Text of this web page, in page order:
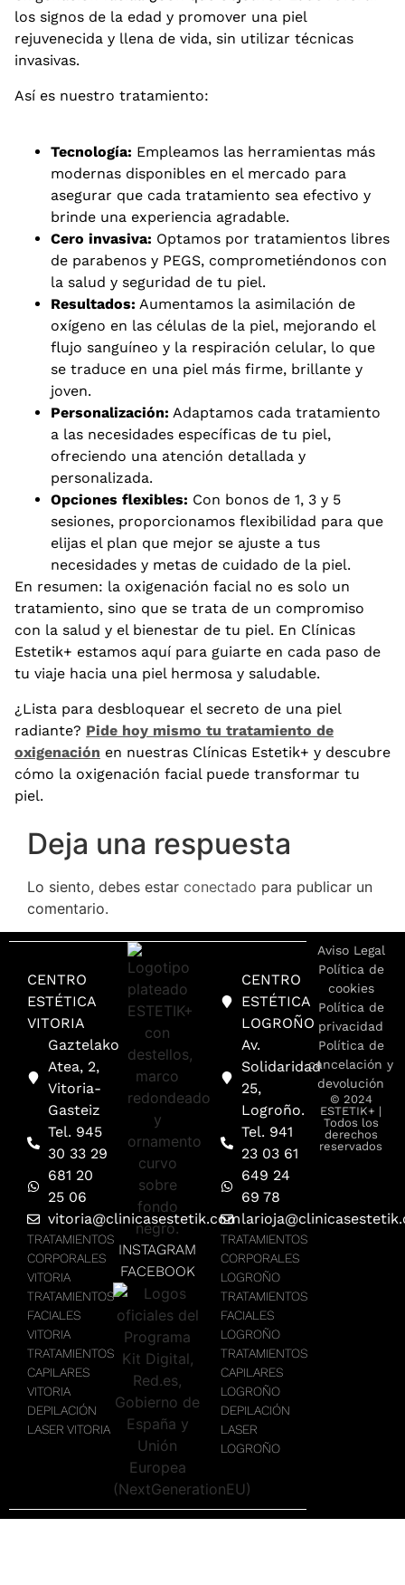
los signos de la edad y promover una piel
rejuvenecida y llena de vida, sin utilizar técnicas
invasivas.
Así es nuestro tratamiento:
Tecnología: Empleamos las herramientas más
modernas disponibles en el mercado para
asegurar que cada tratamiento sea efectivo y
brinde una experiencia agradable.
Cero invasiva: Optamos por tratamientos libres
de parabenos y PEGS, comprometiéndonos con
la salud y seguridad de tu piel.
Resultados: Aumentamos la asimilación de
oxígeno en las células de la piel, mejorando el
flujo sanguíneo y la respiración celular, lo que
se traduce en una piel más firme, brillante y
joven.
Personalización: Adaptamos cada tratamiento
a las necesidades específicas de tu piel,
ofreciendo una atención detallada y
personalizada.
Opciones flexibles: Con bonos de 1, 3 y 5
sesiones, proporcionamos flexibilidad para que
elijas el plan que mejor se ajuste a tus
necesidades y metas de cuidado de la piel.
En resumen: la oxigenación facial no es solo un
tratamiento, sino que se trata de un compromiso
con la salud y el bienestar de tu piel. En Clínicas
Estetik+ estamos aquí para guiarte en cada paso de
tu viaje hacia una piel hermosa y saludable.
¿Lista para desbloquear el secreto de una piel
radiante? Pide hoy mismo tu tratamiento de
oxigenación en nuestras Clínicas Estetik+ y descubre
cómo la oxigenación facial puede transformar tu
piel.
Deja una respuesta
Lo siento, debes estar conectado para publicar un
comentario.
CENTRO
ESTÉTICA
VITORIA
Gaztelako
Atea, 2,
Vitoria-
Gasteiz
Tel. 945
30 33 29
681 20
25 06
vitoria@clinicasestetik.com
TRATAMIENTOS
CORPORALES
VITORIA
TRATAMIENTOS
FACIALES
VITORIA
TRATAMIENTOS
CAPILARES
VITORIA
DEPILACIÓN
LASER VITORIA
INSTAGRAM
FACEBOOK
CENTRO
ESTÉTICA
LOGROÑO
Av.
Solidaridad
25,
Logroño.
Tel. 941
23 03 61
649 24
69 78
TRATAMIENTOS
CORPORALES
LOGROÑO
TRATAMIENTOS
FACIALES
LOGROÑO
TRATAMIENTOS
CAPILARES
LOGROÑO
DEPILACIÓN
LASER
LOGROÑO
Aviso Legal
Política de
cookies
Política de
privacidad
Política de
cancelación y
devolución
© 2024
ESTETIK+ |
Todos los
derechos
reservados